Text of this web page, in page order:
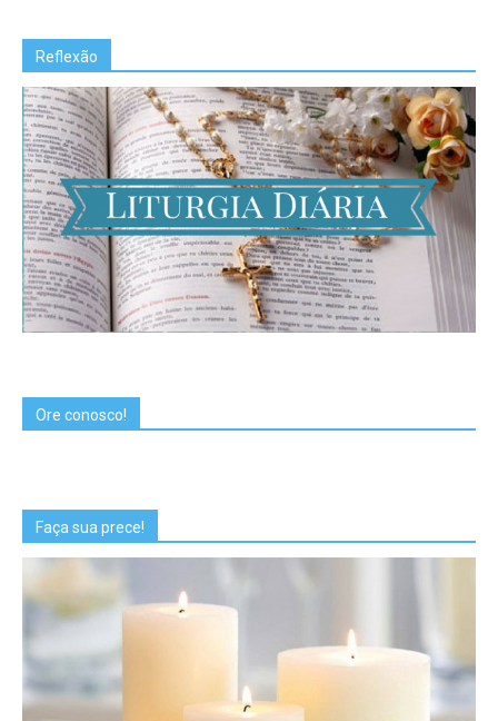
Reflexão
Ore conosco!
Faça sua prece!